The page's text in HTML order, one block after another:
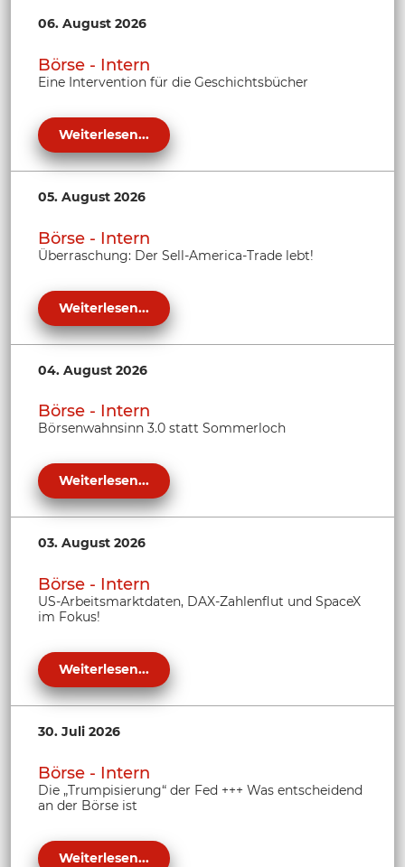
06. August 2026
Börse - Intern
Eine Intervention für die Geschichtsbücher
Weiterlesen...
05. August 2026
Börse - Intern
Überraschung: Der Sell-America-Trade lebt!
Weiterlesen...
04. August 2026
Börse - Intern
Börsenwahnsinn 3.0 statt Sommerloch
Weiterlesen...
03. August 2026
Börse - Intern
US-Arbeitsmarktdaten, DAX-Zahlenflut und SpaceX
im Fokus!
Weiterlesen...
30. Juli 2026
Börse - Intern
Die „Trumpisierung“ der Fed +++ Was entscheidend
an der Börse ist
Weiterlesen...